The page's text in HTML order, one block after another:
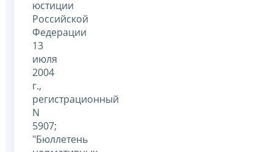
юстиции
Российской
Федерации
13
июля
2004
г.,
регистрационный
N
5907;
"Бюллетень